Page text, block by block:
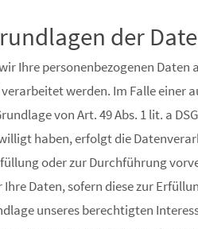
der
personenbezogenen Daten
verarbeitet werden. Im Falle
von Art. 49 Abs. 1 lit. a
haben, erfolgt die
oder zur Durchführung
Ihre Daten, sofern diese zur
unseres berechtigten